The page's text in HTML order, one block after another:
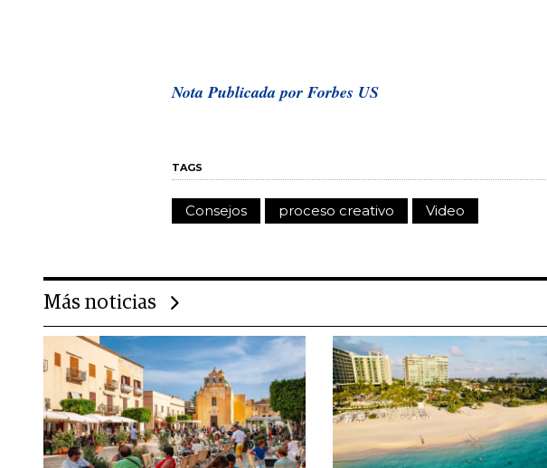
Nota Publicada por Forbes US
TAGS
Consejos proceso creativo Video
Más noticias